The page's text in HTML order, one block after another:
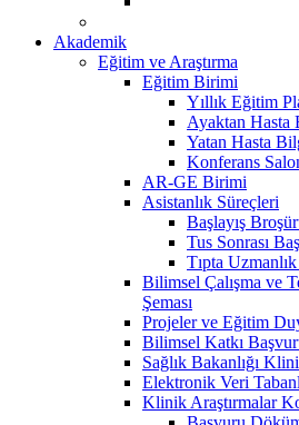
Akademik
Eğitim ve Araştırma
Eğitim Birimi
Yıllık Eğitim
Ayaktan Hasta
Yatan Hasta
Konferans
AR-GE Birimi
Asistanlık Süreçleri
Başlayış
Tus Sonrası
Tıpta
Bilimsel Çalışma ve
Şeması
Projeler ve Eğitim
Bilimsel Katkı
Sağlık Bakanlığı
Elektronik Veri
Klinik Araştırmalar